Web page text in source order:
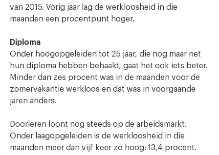
van 2015. Vorig jaar lag de werkloosheid in die
maanden een procentpunt hoger.
Diploma
Onder hoogopgeleiden tot 25 jaar, die nog maar net
hun diploma hebben behaald, gaat het ook iets beter.
Minder dan zes procent was in de maanden voor de
zomervakantie werkloos en dat was in voorgaande
jaren anders.
Doorleren loont nog steeds op de arbeidsmarkt.
Onder laagopgeleiden is de werkloosheid in die
maanden meer dan vijf keer zo hoog: 13,4 procent.